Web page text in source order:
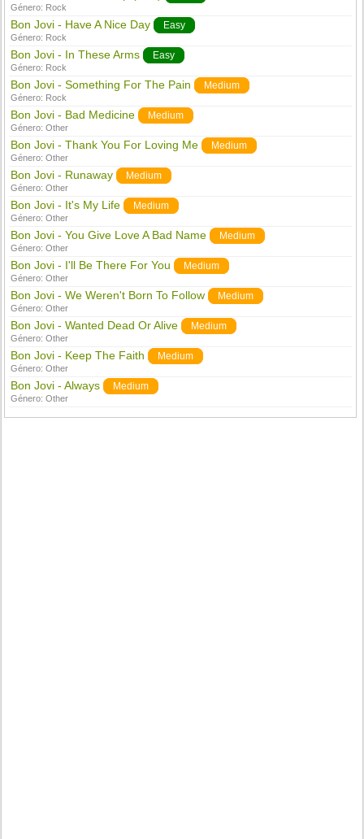
Género: Rock
Bon Jovi - Have A Nice Day Easy
Género: Rock
Bon Jovi - In These Arms Easy
Género: Rock
Bon Jovi - Something For The Pain Medium
Género: Rock
Bon Jovi - Bad Medicine Medium
Género:Other
Bon Jovi - Thank You For Loving Me Medium
Género:Other
Bon Jovi - Runaway Medium
Género:Other
Bon Jovi - It's My Life Medium
Género:Other
Bon Jovi - You Give Love A Bad Name Medium
Género:Other
Bon Jovi - I'll Be There For You Medium
Género:Other
Bon Jovi - We Weren't Born To Follow Medium
Género:Other
Bon Jovi - Wanted Dead Or Alive Medium
Género:Other
Bon Jovi - Keep The Faith Medium
Género:Other
Bon Jovi - Always Medium
Género:Other